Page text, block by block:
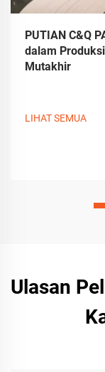
PUTIAN C&Q
dalam
Mutakhir
LIHAT SEMUA
Ulasan